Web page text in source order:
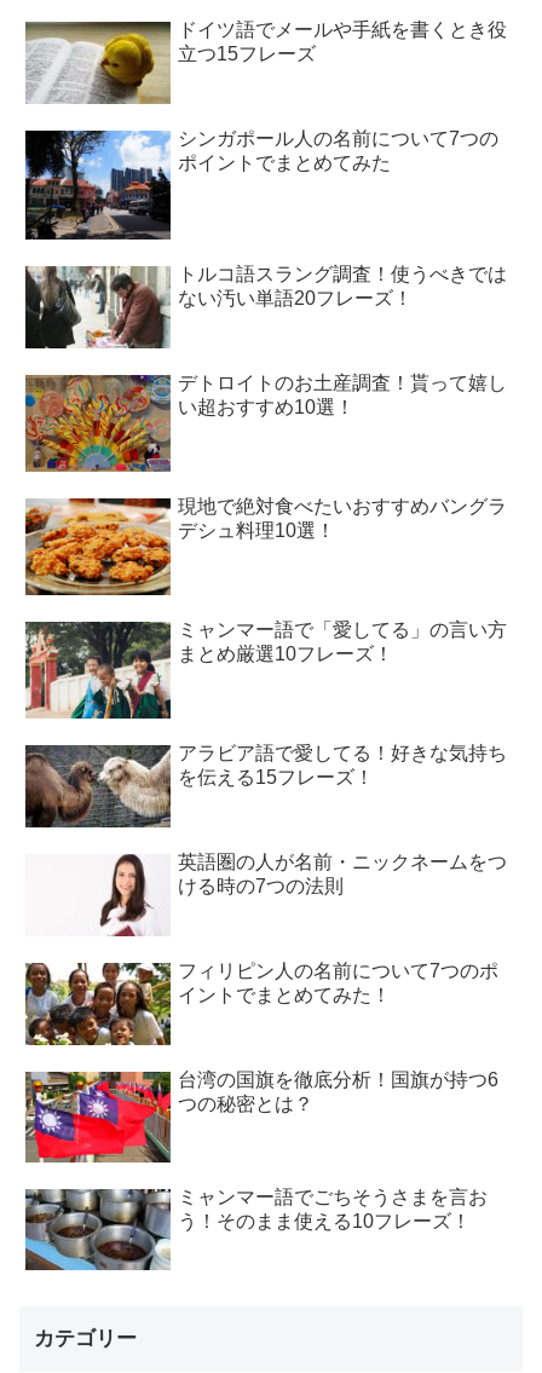
ドイツ語でメールや手紙を書くとき役
立つ15フレーズ
シンガポール人の名前について7つの
ポイントでまとめてみた
トルコ語スラング調査！使うべきでは
ない汚い単語20フレーズ！
デトロイトのお土産調査！貰って嬉し
い超おすすめ10選！
現地で絶対食べたいおすすめバングラ
デシュ料理10選！
ミャンマー語で「愛してる」の言い方
まとめ厳選10フレーズ！
アラビア語で愛してる！好きな気持ち
を伝える15フレーズ！
英語圏の人が名前・ニックネームをつ
ける時の7つの法則
フィリピン人の名前について7つのポ
イントでまとめてみた！
台湾の国旗を徹底分析！国旗が持つ6
つの秘密とは？
ミャンマー語でごちそうさまを言お
う！そのまま使える10フレーズ！
カテゴリー